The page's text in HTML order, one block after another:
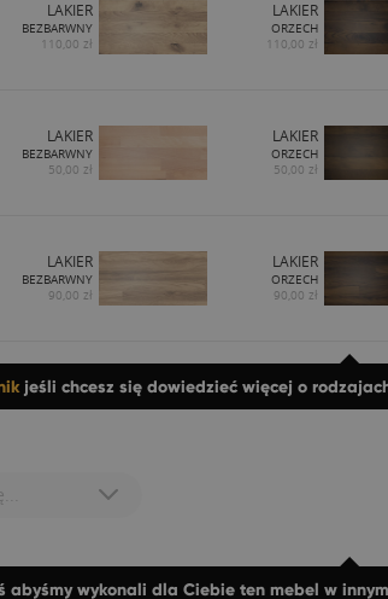
LAKIER
BEZBARWNY
110,00 zł
LAKIER
ORZECH
110,00 zł
LAKIER
BEZBARWNY
50,00 zł
LAKIER
ORZECH
50,00 zł
LAKIER
BEZBARWNY
90,00 zł
LAKIER
ORZECH
90,00 zł
jeśli chcesz się dowiedzieć więcej o
abyśmy wykonali dla Ciebie ten mebel w